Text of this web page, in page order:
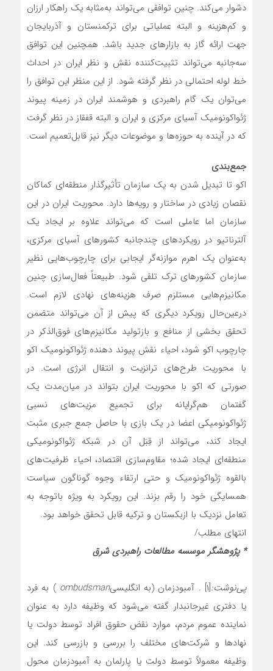
دشوار می‌کند. چنین توافقی می‌تواند به‌مثابه یک راهکار ارزان
و کم‌هزینه و البته عملیاتی برای ترکمنستان و آذربایجان
جهت ارائه گاز به بازارهای جدید باشد. همچنین این توافق
سه‌جانبه می‌تواند تثبیت‌کننده نقش و نظر ایران در احداث
خط لوله احتمالی در نظر گرفته شود. از این منظر این توافق را
می‌توان یک گام راهبردی و هوشمند ایران در زمینه پیوند
ژئواکونومیک آسیای مرکزی و ایران و البته قفقاز در نظر گرفت
که در آینده به حوزه‌ها و موضوعات دیگر نیز قابل‌تعمیم است.
جمع‌بندی
اکو تا تبدیل شدن به یک سازمان تأثیرگذار منطقه‌ای کماکان
نقصان زیادی در ساختار و رویه‌ها دارد. محوریت ایران در این
سازمان اما عاملی است که می‌تواند علاوه بر ایجاد یک
آلترناتیو در رویکردهای چندجانبه کشورهای آسیای مرکزی،
به‌عنوان یک اهرم موازنه‌گر ایجابی برای چارچوب‌هایی نظیر
سازمان کشورهای ترک تلقی شود. طبیعتاً فعال‌سازی چنین
مکانیزم‌هایی مستلزم صرف هزینه‌های نهادی لازم است.
درعین‌حال رویکرد دیگری که پیش از آن می‌تواند متضمن
تحقق بخشی از منافع و بازتولید مکانیزم‌های فوق‌الذکر در
چارچوب اکو شود، احیاء نقش پیوند دهنده ژئواکونومیک اکو
با محوریت طرح‌های ترانزیت و انتقال انرژی است. در
صورتی که اکو با محوریت ایران بتواند در میان‌مدت یک
گفتمان هم‌گرایانه برای تجمیع مزیت‌های نسبی
ژئواکونومیکی اعضا در یک بازی با حاصل جمع جبری مثبت
ایجاد کند، می‌تواند از قِبَل آن در شبکه ژئواکونومیکی
منطقه‌ای ایجاد شده؛ مقاوم‌سازی اقتصاد، احیاء ظرفیت‌های
بالقوه ژئواکونومیک و حتی ارتقاء وجوه گوناگون سیاست
همسایگی خود را رقم بزند. این رویکرد به ویژه باتوجه به
تعامل نزدیک با ازبکستان و ترکیه قابل تحقق خواهد بود.
انتهای مطلب/
* پژوهشگر موسسه مطالعات راهبردی شرق​
پی‌نوشت:[۱] . آمبودزمان (به انگلیسی ombudsman ) به فرد
یا دفتری غیرجانبدار گفته می‌شود که وظیفه دارد به عنوان
نماینده عموم مردم، موارد نقض حقوق افراد توسط دولت یا
نهادها و شرکت‌های مختلف را بررسی و بازرسی کند. این
وظیفه معمولاً توسط دولت یا پارلمان به آمبودزمان محول